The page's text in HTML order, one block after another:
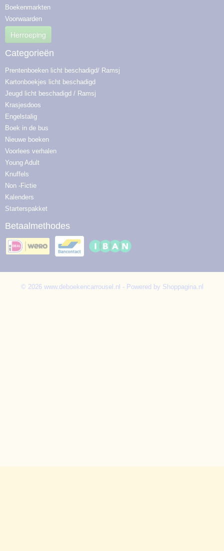
Boekenmarkten
Voorwaarden
Herroeping
Categorieën
Prentenboeken licht beschadigd/ Ramsj
Kartonboekjes licht beschadigd
Jeugd licht beschadigd / Ramsj
Krasjesdoos
Engelstalig
Boek in de bus
Nieuwe boeken
Voorlees verhalen
Young Adult
Knuffels
Non -Fictie
Kalenders
Starterspakket
Betaalmethodes
© 2026 www.deboekencarrousel.nl - Powered by Shoppagina.nl